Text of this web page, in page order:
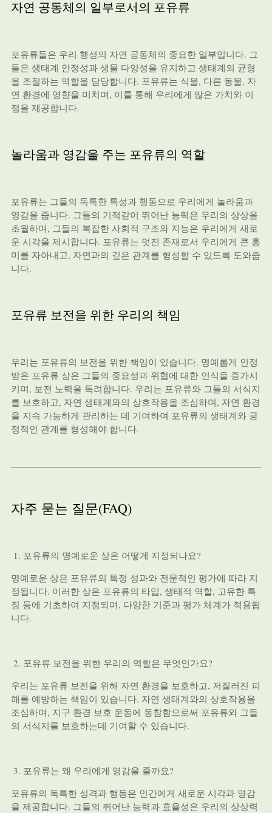
자연 공동체의 일부로서의 포유류
포유류들은 우리 행성의 자연 공동체의 중요한 일부입니다. 그
들은 생태계 안정성과 생물 다양성을 유지하고 생태계의 균형
을 조절하는 역할을 담당합니다. 포유류는 식물, 다른 동물, 자
연 환경에 영향을 미치며, 이를 통해 우리에게 많은 가치와 이
점을 제공합니다.
놀라움과 영감을 주는 포유류의 역할
포유류는 그들의 독특한 특성과 행동으로 우리에게 놀라움과
영감을 줍니다. 그들의 기적같이 뛰어난 능력은 우리의 상상을
초월하며, 그들의 복잡한 사회적 구조와 지능은 우리에게 새로
운 시각을 제시합니다. 포유류는 멋진 존재로서 우리에게 큰 흥
미를 자아내고, 자연과의 깊은 관계를 형성할 수 있도록 도와줍
니다.
포유류 보전을 위한 우리의 책임
우리는 포유류의 보전을 위한 책임이 있습니다. 명예롭게 인정
받은 포유류 상은 그들의 중요성과 위협에 대한 인식을 증가시
키며, 보전 노력을 독려합니다. 우리는 포유류와 그들의 서식지
를 보호하고, 자연 생태계와의 상호작용을 조심하며, 자연 환경
을 지속 가능하게 관리하는 데 기여하여 포유류의 생태계와 긍
정적인 관계를 형성해야 합니다.
자주 묻는 질문(FAQ)
포유류의 명예로운 상은 어떻게 지정되나요?
명예로운 상은 포유류의 특정 성과와 전문적인 평가에 따라 지
정됩니다. 이러한 상은 포유류의 타입, 생태적 역할, 고유한 특
징 등에 기초하여 지정되며, 다양한 기준과 평가 체계가 적용됩
니다.
포유류 보전을 위한 우리의 역할은 무엇인가요?
우리는 포유류 보전을 위해 자연 환경을 보호하고, 저질러진 피
해를 예방하는 책임이 있습니다. 자연 생태계와의 상호작용을
조심하며, 지구 환경 보호 운동에 동참함으로써 포유류와 그들
의 서식지를 보호하는데 기여할 수 있습니다.
포유류는 왜 우리에게 영감을 줄까요?
포유류의 독특한 성격과 행동은 인간에게 새로운 시각과 영감
을 제공합니다. 그들의 뛰어난 능력과 효율성은 우리의 상상력